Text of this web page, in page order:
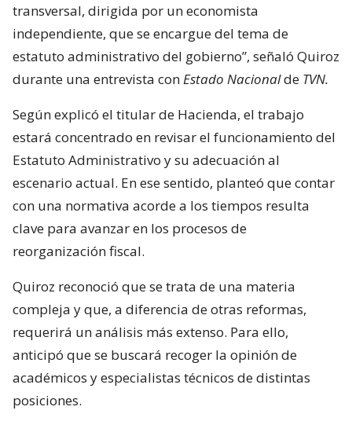
transversal, dirigida por un economista
independiente, que se encargue del tema de
estatuto administrativo del gobierno”, señaló Quiroz
durante una entrevista con Estado Nacionalde TVN.
Según explicó el titular de Hacienda, el trabajo
estará concentrado en revisar el funcionamiento del
Estatuto Administrativo y su adecuación al
escenario actual. En ese sentido, planteó que contar
con una normativa acorde a los tiempos resulta
clave para avanzar en los procesos de
reorganización fiscal.
Quiroz reconoció que se trata de una materia
compleja y que, a diferencia de otras reformas,
requerirá un análisis más extenso. Para ello,
anticipó que se buscará recoger la opinión de
académicos y especialistas técnicos de distintas
posiciones.